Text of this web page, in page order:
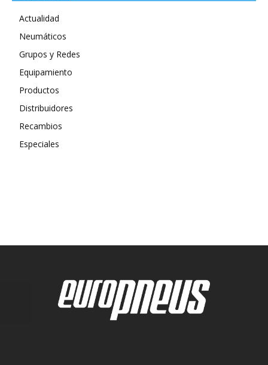
Actualidad
Neumáticos
Grupos y Redes
Equipamiento
Productos
Distribuidores
Recambios
Especiales